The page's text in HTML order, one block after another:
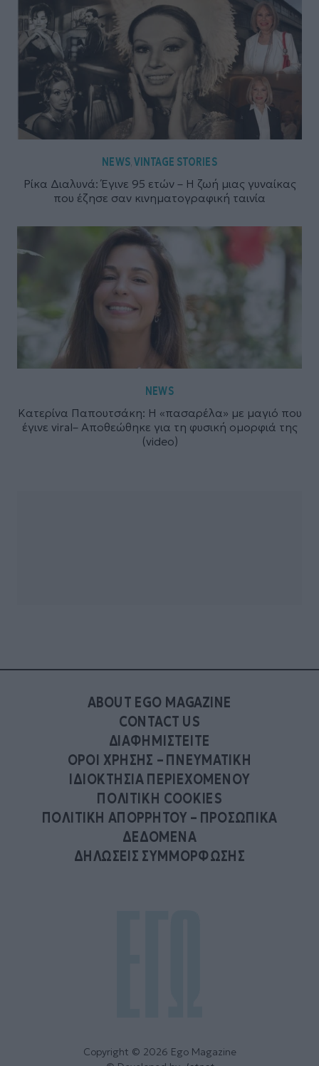
NEWS,VINTAGE STORIES
Ρίκα Διαλυνά: Έγινε 95 ετών – Η ζωή μιας γυναίκας
που έζησε σαν κινηματογραφική ταινία
NEWS
Κατερίνα Παπουτσάκη: Η «πασαρέλα» με μαγιό που
έγινε viral– Αποθεώθηκε για τη φυσική ομορφιά της
(video)
ABOUT EGO MAGAZINE
CONTACT US
ΔΙΑΦΗΜΙΣΤΕΙΤΕ
ΟΡΟΙ ΧΡΗΣΗΣ – ΠΝΕΥΜΑΤΙΚΗ
ΙΔΙΟΚΤΗΣΙΑ ΠΕΡΙΕΧΟΜΕΝΟΥ
ΠΟΛΙΤΙΚΗ COOKIES
ΠΟΛΙΤΙΚΗ ΑΠΟΡΡΗΤΟΥ – ΠΡΟΣΩΠΙΚΑ
ΔΕΔΟΜΕΝΑ
ΔΗΛΩΣΕΙΣ ΣΥΜΜΟΡΦΩΣΗΣ
Copyright © 2026 Ego Magazine